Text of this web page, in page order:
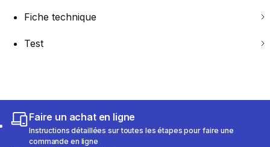
Fiche technique
Test
Faire un achat en ligne
Instructions détaillées sur toutes les étapes pour faire une
commande en ligne